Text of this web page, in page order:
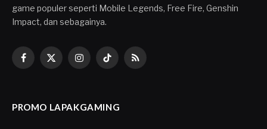
game populer seperti Mobile Legends, Free Fire, Genshin
Impact, dan sebagainya.
Facebook
X
InstagramTikTokRSS
PROMO LAPAKGAMING